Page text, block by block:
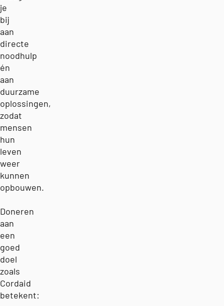
je
bij
aan
directe
noodhulp
én
aan
duurzame
oplossingen,
zodat
mensen
hun
leven
weer
kunnen
opbouwen.
Doneren
aan
een
goed
doel
zoals
Cordaid
betekent: